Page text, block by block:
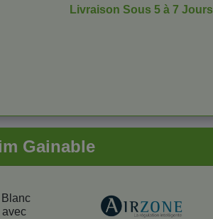
Livraison Sous 5 à 7 Jours
Gainable